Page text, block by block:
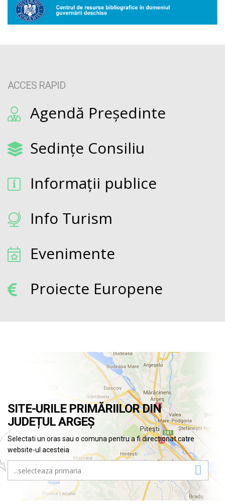
ACCES RAPID
Agendă Președinte
Sedințe Consiliu
Informații publice
Info Turism
Evenimente
Proiecte Europene
SITE-URILE PRIMĂRIILOR DIN
JUDEȚUL ARGEȘ
Selectati un oras sau o comuna pentru a fi directionat catre
website-ul acesteia